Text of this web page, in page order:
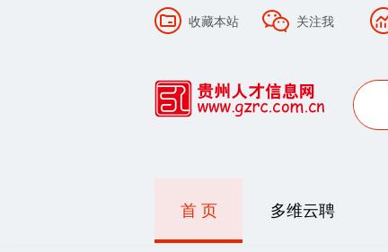
收藏本站 关注我
首 页 多维云聘